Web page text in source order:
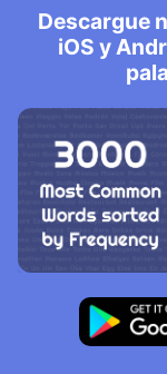
Descargue
iOS y